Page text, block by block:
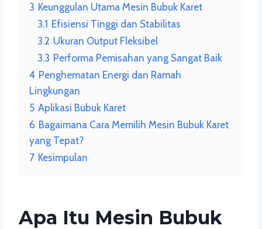
3 Keunggulan Utama Mesin Bubuk Karet
3.1 Efisiensi Tinggi dan Stabilitas
3.2 Ukuran Output Fleksibel
3.3 Performa Pemisahan yang Sangat Baik
4 Penghematan Energi dan Ramah
Lingkungan
5 Aplikasi Bubuk Karet
6 Bagaimana Cara Memilih Mesin Bubuk Karet
yang Tepat?
7 Kesimpulan
Apa Itu Mesin Bubuk